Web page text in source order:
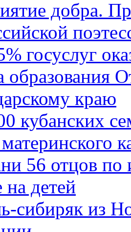
добра.
госуслуг
образования
краю
кубанских
56 отцов по
детей
сибиряк из